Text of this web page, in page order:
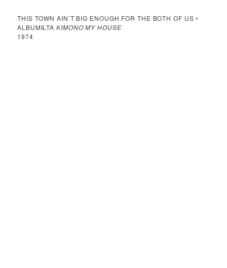
THIS TOWN AIN’T BIG ENOUGH FOR THE BOTH OF US •
ALBUMILTAKIMONO MY HOUSE
1974